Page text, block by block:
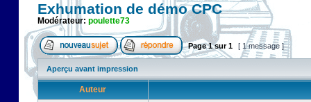
Exhumation de démo CPC
Modérateur: poulette73
Page1sur1 [ 1 message ]
Aperçu avant impression
Auteur